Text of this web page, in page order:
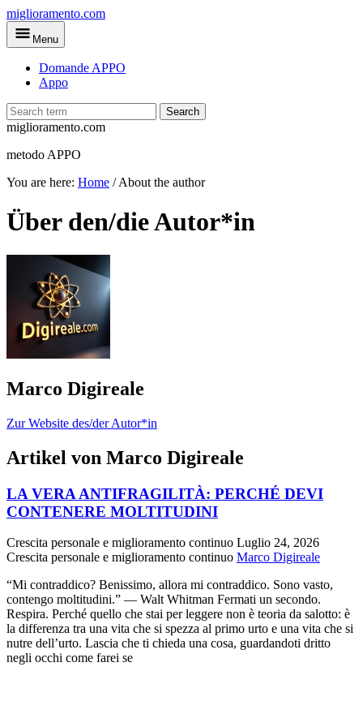
Skip
to
main
miglioramento.com
Menu
Domande APPO
Appo
Search
miglioramento.com
metodo APPO
You are here: Home /About the author
Über den/die Autor*in
Marco Digireale
Zur Website des/der Autor*in
Artikel von Marco Digireale
LA VERA ANTIFRAGILITÀ: PERCHÉ DEVI
CONTENERE MOLTITUDINI
Crescita personale e miglioramento continuo Luglio 24, 2026
Crescita personale e miglioramento continuo Marco Digireale
“Mi contraddico? Benissimo, allora mi contraddico. Sono vasto,
contengo moltitudini.” — Walt Whitman Fermati un secondo.
Respira. Perché quello che stai per leggere non è teoria da salotto: è
la differenza tra una vita che si spezza al primo urto e una vita che si
nutre dell’urto. Lascia che ti chieda una cosa, guardandoti dritto
negli occhi come farei se